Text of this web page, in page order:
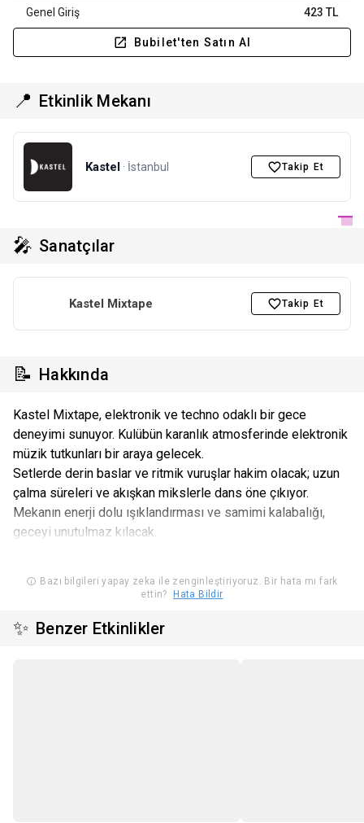
Genel Giriş 423 TL
Bubilet'ten Satın Al
📍 Etkinlik Mekanı
Kastel · İstanbul Takip Et
🎤 Sanatçılar
Kastel Mixtape Takip Et
📝 Hakkında
Kastel Mixtape, elektronik ve techno odaklı bir gece
deneyimi sunuyor. Kulübün karanlık atmosferinde elektronik
müzik tutkunları bir araya gelecek.
Setlerde derin baslar ve ritmik vuruşlar hakim olacak; uzun
çalma süreleri ve akışkan mikslerle dans öne çıkıyor.
Mekanın enerji dolu ışıklandırması ve samimi kalabalığı,
geceyi unutulmaz kılacak.
Bazı bilgileri yapay zeka ile zenginleştiriyoruz. Bir hata mı fark
ettin?
Hata Bildir
✨ Benzer Etkinlikler